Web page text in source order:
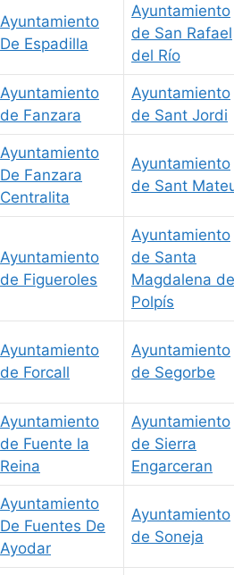
Ayuntamiento
De Espadilla
Ayuntamiento
de San Rafael
del Río
Ayuntamiento
de Fanzara
Ayuntamiento
de Sant Jordi
Ayuntamiento
De Fanzara
Centralita
Ayuntamiento
de Sant
Ayuntamiento
de Figueroles
Ayuntamiento
de Santa
Magdalena de
Polpís
Ayuntamiento
de Forcall
Ayuntamiento
de Segorbe
Ayuntamiento
de Fuente la
Reina
Ayuntamiento
de Sierra
Engarceran
Ayuntamiento
De Fuentes De
Ayodar
Ayuntamiento
de Soneja